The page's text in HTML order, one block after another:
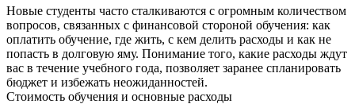
Новые студенты часто сталкиваются с огромным количеством
вопросов, связанных с финансовой стороной обучения: как
оплатить обучение, где жить, с кем делить расходы и как не
попасть в долговую яму. Понимание того, какие расходы ждут
вас в течение учебного года, позволяет заранее спланировать
бюджет и избежать неожиданностей.
Стоимость обучения и основные расходы